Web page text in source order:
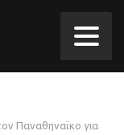
Παναθηναϊκο για